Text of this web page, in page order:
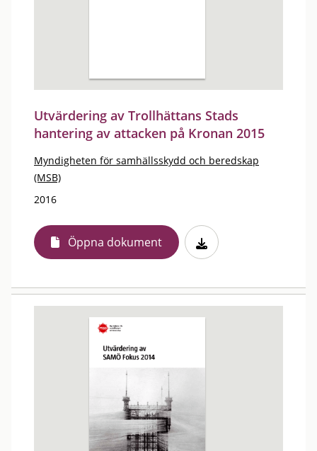
Utvärdering av Trollhättans Stads
hantering av attacken på Kronan 2015
Myndigheten för samhällsskydd och beredskap
(MSB)
2016
Öppna dokument